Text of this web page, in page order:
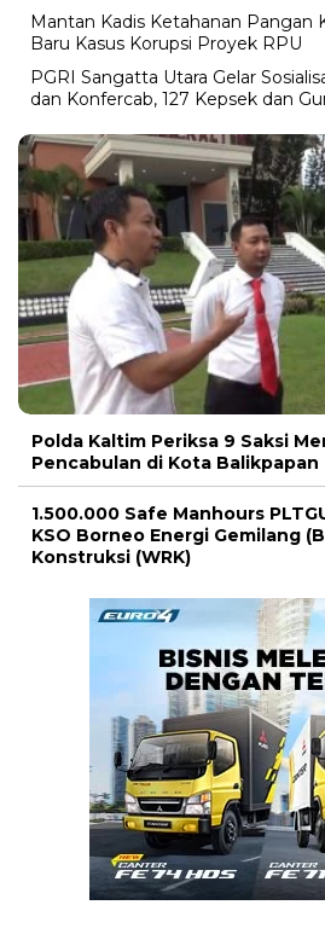
Mantan Kadis Ketahanan Pangan
Baru Kasus Korupsi Proyek RPU
PGRI Sangatta Utara Gelar
dan Konfercab, 127 Kepsek dan
Polda Kaltim Periksa 9 Saksi
Pencabulan di Kota Balikpapan
1.500.000 Safe Manhours
KSO Borneo Energi Gemilang
Konstruksi (WRK)